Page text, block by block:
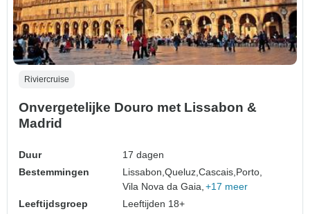
Riviercruise
Onvergetelijke Douro met Lissabon &
Madrid
Duur
17 dagen
Bestemmingen
Lissabon,Queluz,Cascais, Porto,
Vila Nova da Gaia, +17 meer
Leeftijdsgroep
Leeftijden 18+